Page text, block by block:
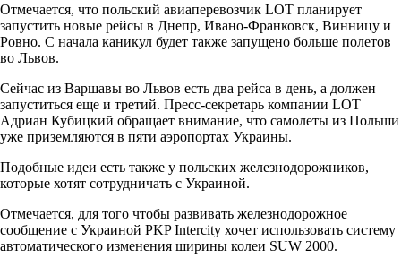
Отмечается, что польский авиаперевозчик LOT планирует
запустить новые рейсы в Днепр, Ивано-Франковск, Винницу и
Ровно. С начала каникул будет также запущено больше полетов
во Львов.
Сейчас из Варшавы во Львов есть два рейса в день, а должен
запуститься еще и третий. Пресс-секретарь компании LOT
Адриан Кубицкий обращает внимание, что самолеты из Польши
уже приземляются в пяти аэропортах Украины.
Подобные идеи есть также у польских железнодорожников,
которые хотят сотрудничать с Украиной.
Отмечается, для того чтобы развивать железнодорожное
сообщение с Украиной PKP Intercity хочет использовать систему
автоматического изменения ширины колеи SUW 2000.